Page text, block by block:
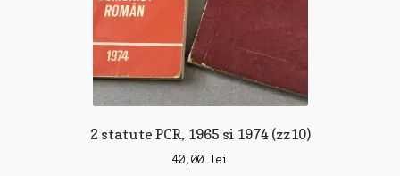
2 statute PCR, 1965 si 1974 (zz10)
40,00 lei